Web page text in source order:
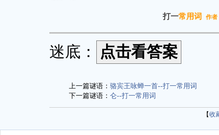
打一常用词 作者
迷底：
上一篇谜语： 骆宾王咏蝉一首--打一常用词
下一篇谜语： 仑--打一常用词
【收